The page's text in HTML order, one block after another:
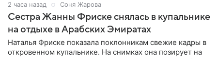
2 часа назад Соня Жарова
Сестра Жанны Фриске снялась в купальнике
на отдыхе в Арабских Эмиратах
Наталья Фриске показала поклонникам свежие кадры в
откровенном купальнике. На снимках она позирует на